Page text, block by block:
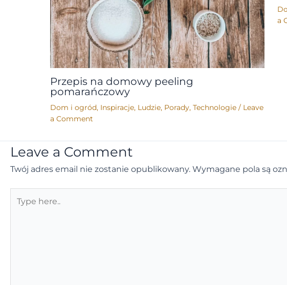
Przepis na domowy peeling
pomarańczowy
Dom i ogród, Inspiracje, Ludzie, Porady, Technologie / Leave
a Comment
a
Leave a Comment
Twój adres email nie zostanie opublikowany. Wymagane pola są
here..